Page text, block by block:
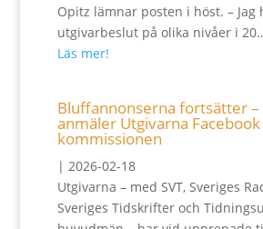
Opitz lämnar posten i höst. – Jag
utgivarbeslut på olika nivåer i
Läs mer!
Bluffannonserna fortsätter –
anmäler Utgivarna Facebook
kommissionen
| 2026-02-18
Utgivarna – med SVT, Sveriges
Sveriges Tidskrifter och